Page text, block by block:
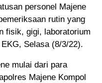
personel Majene
rutin yang
fisik, gigi, laboratorium
Selasa (8/3/22).
mulai dari para
Majene Kompol